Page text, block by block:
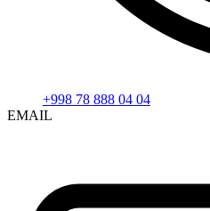
+998 78 888 04 04
EMAIL